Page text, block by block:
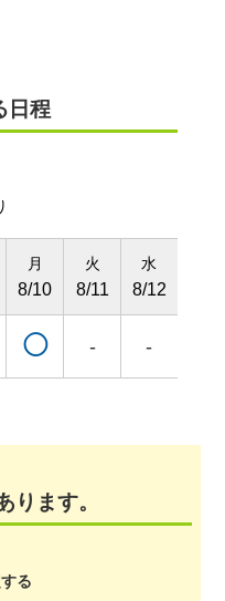
日程
月
8/10
◯
火
8/11
-
水
8/12
-
ります。
る